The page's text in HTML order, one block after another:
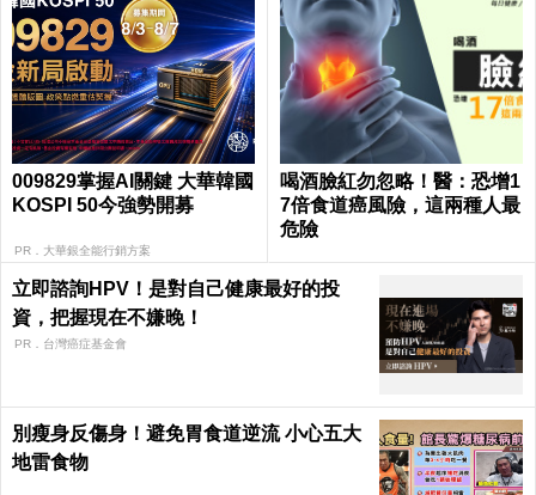
009829掌握AI關鍵 大華韓國
KOSPI 50今強勢開募
PR．大華銀全能行銷方案
喝酒臉紅勿忽略！醫：恐增1
7倍食道癌風險，這兩種人最
危險
立即諮詢HPV！是對自己健康最好的投
資，把握現在不嫌晚！
PR．台灣癌症基金會
別瘦身反傷身！避免胃食道逆流 小心五大
地雷食物